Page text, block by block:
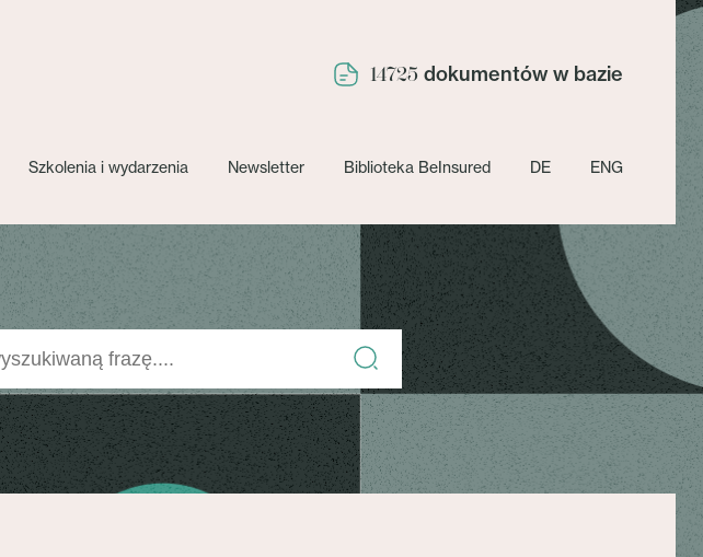
14725 dokumentów w bazie
Szkolenia i wydarzenia Newsletter Biblioteka BeInsured DE ENG